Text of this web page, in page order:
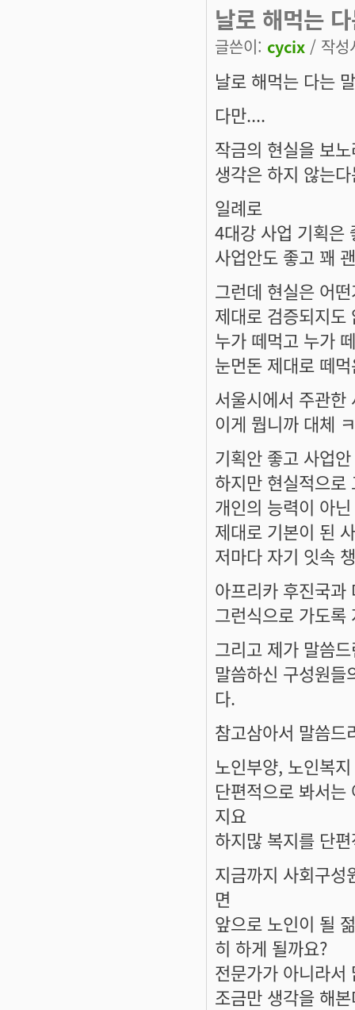
날로 해먹는
글쓴이: cycix / 작
날로 해먹는 다는
다만....
작금의 현실을 보
생각은 하지 않는
일례로
4대강 사업 기획은
사업안도 좋고 꽤
그런데 현실은 어
제대로 검증되지도
누가 떼먹고 누가
눈먼돈 제대로 떼
서울시에서 주관한
이게 뭡니까 대체
기획안 좋고 사업
하지만 현실적으
개인의 능력이 아
제대로 기본이 된
저마다 자기 잇속
아프리카 후진국과
그런식으로 가도록
그리고 제가 말씀
말씀하신 구성원
다.
참고삼아서 말씀드
노인부양, 노인복
단편적으로 봐서
지요
하지많 복지를 단
지금까지 사회구성
면
앞으로 노인이 될
히 하게 될까요?
전문가가 아니라
조금만 생각을 해